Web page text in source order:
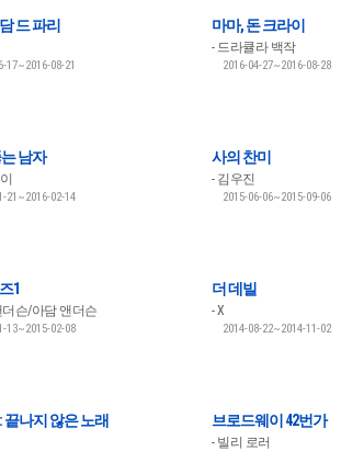
드 파리
17~2016-08-21
마마, 돈 크라이
드라큘라 백작
2016-04-27~2016-08-28
남자
21~2016-02-14
사의 찬미
김우진
2015-06-06~2015-09-06
1
슨/아담 앤더슨
13~2015-02-08
더 데빌
X
2014-08-22~2014-11-02
끝나지 않은 노래 브로드웨이 42번가
빌리 로러